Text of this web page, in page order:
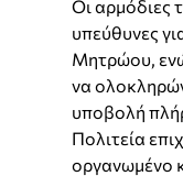
Οι αρμόδιες
υπεύθυνες
Μητρώου,
να
υποβολή
Πολιτεία
οργανωμένο